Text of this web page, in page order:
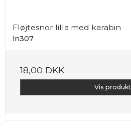
Fløjtesnor lilla med karabin
ln307
18,00 DKK
Vis produkt